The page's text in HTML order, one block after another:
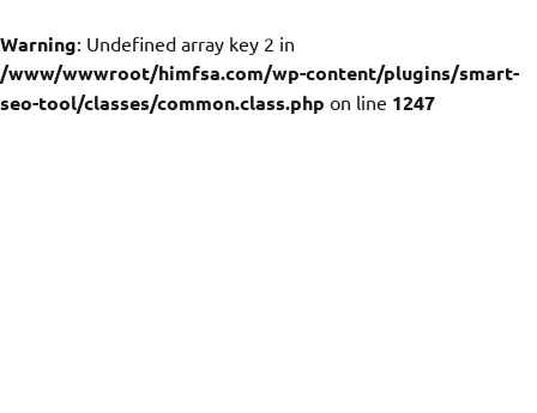
Warning: Undefined array key 2 in
/www/wwwroot/himfsa.com/wp-content/plugins/smart-
seo-tool/classes/common.class.php on line 1247